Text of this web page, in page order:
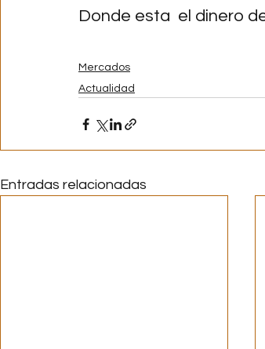
Donde esta  el dinero
Mercados
Actualidad
Entradas relacionadas